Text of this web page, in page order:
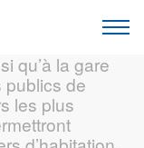
qu’à la gare
publics de
les plus